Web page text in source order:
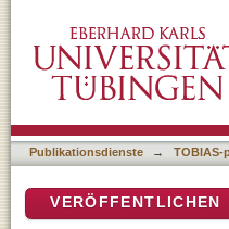
Publikationsdienste → TOBIAS-
VERÖFFENTLICHEN